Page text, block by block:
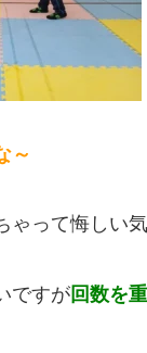
～
ゃって悔しい
ですが回数を